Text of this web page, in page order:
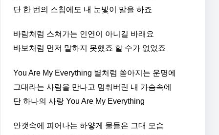
단 한 번의 스침에도 내 눈빛이 말을 하죠
바람처럼 스쳐가는 인연이 아니길 바래요
바보처럼 먼저 말하지 못했죠 할 수가 없었죠
You Are My Everything 별처럼 쏟아지는 운명에
그대라는 사람을 만나고 멈춰버린 내 가슴속에
단 하나의 사랑 You Are My Everything
안갯속에 피어나는 하얗게 물들은 그대 모습